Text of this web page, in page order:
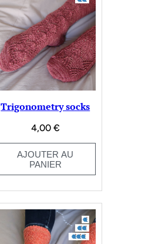
Trigonometry socks
4,00 €
AJOUTER AU
PANIER